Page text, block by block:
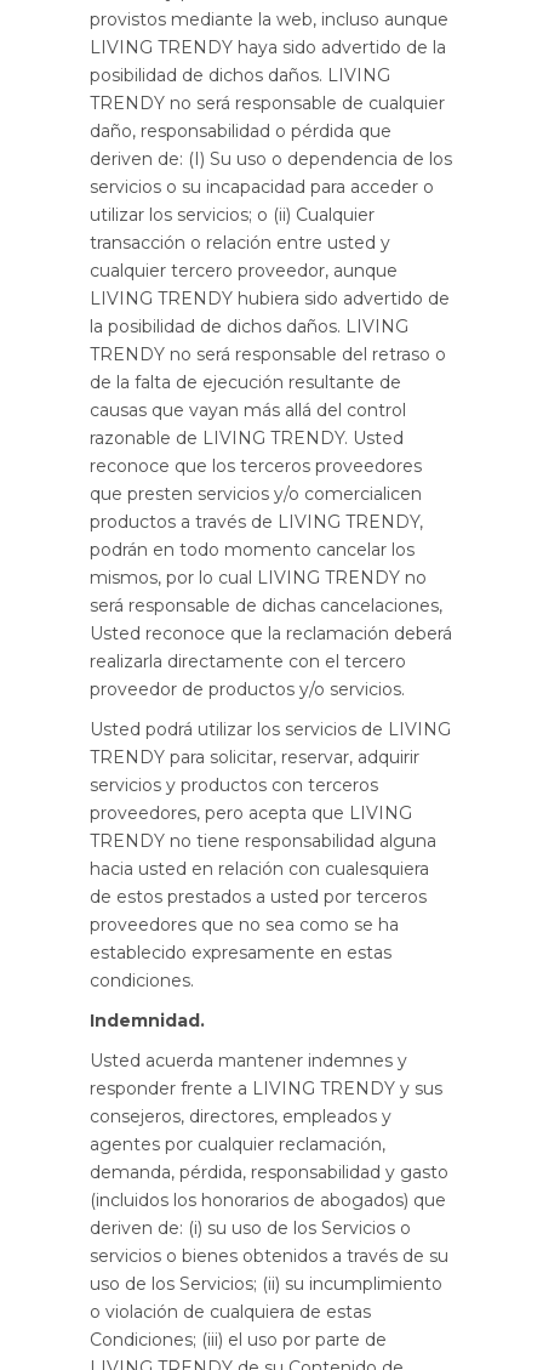
provistos mediante la web, incluso aunque
LIVING TRENDY haya sido advertido de la
posibilidad de dichos daños. LIVING
TRENDY no será responsable de cualquier
daño, responsabilidad o pérdida que
deriven de: (I) Su uso o dependencia de los
servicios o su incapacidad para acceder o
utilizar los servicios; o (ii) Cualquier
transacción o relación entre usted y
cualquier tercero proveedor, aunque
LIVING TRENDY hubiera sido advertido de
la posibilidad de dichos daños. LIVING
TRENDY no será responsable del retraso o
de la falta de ejecución resultante de
causas que vayan más allá del control
razonable de LIVING TRENDY. Usted
reconoce que los terceros proveedores
que presten servicios y/o comercialicen
productos a través de LIVING TRENDY,
podrán en todo momento cancelar los
mismos, por lo cual LIVING TRENDY no
será responsable de dichas cancelaciones,
Usted reconoce que la reclamación deberá
realizarla directamente con el tercero
proveedor de productos y/o servicios.
Usted podrá utilizar los servicios de LIVING
TRENDY para solicitar, reservar, adquirir
servicios y productos con terceros
proveedores, pero acepta que LIVING
TRENDY no tiene responsabilidad alguna
hacia usted en relación con cualesquiera
de estos prestados a usted por terceros
proveedores que no sea como se ha
establecido expresamente en estas
condiciones.
Indemnidad.
Usted acuerda mantener indemnes y
responder frente a LIVING TRENDY y sus
consejeros, directores, empleados y
agentes por cualquier reclamación,
demanda, pérdida, responsabilidad y gasto
(incluidos los honorarios de abogados) que
deriven de: (i) su uso de los Servicios o
servicios o bienes obtenidos a través de su
uso de los Servicios; (ii) su incumplimiento
o violación de cualquiera de estas
Condiciones; (iii) el uso por parte de